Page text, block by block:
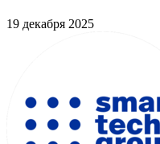
19 декабря 2025